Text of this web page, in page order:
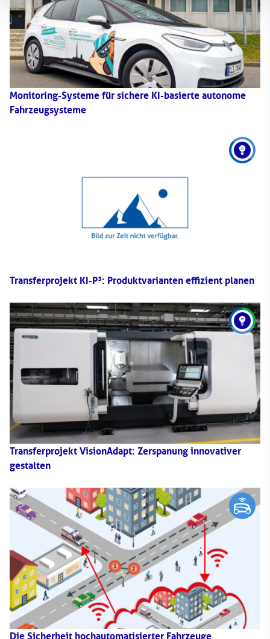
Monitoring-Systeme für sichere KI-basierte autonome
Fahrzeugsysteme
Transferprojekt KI-P³: Produktvarianten effizient planen
Transferprojekt VisionAdapt: Zerspanung innovativer
gestalten
Die Sicherheit hochautomatisierter Fahrzeuge